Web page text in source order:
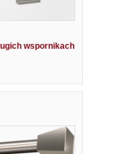
wspornikach